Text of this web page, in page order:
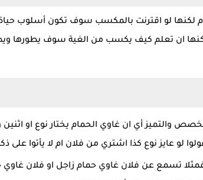
لكنها لو اقترنت بالمكسب سوف تكون أسلوب
لكنها ان تعلم كيف يكسب من الغية سوف يطورها
والتميز أي ان غاوي الحمام يختار نوع او
لو عايز نوع كذا اشتري من فلان ام لا يأتوا على
تسمع عن فلان غاوي حمام زاجل او فلان